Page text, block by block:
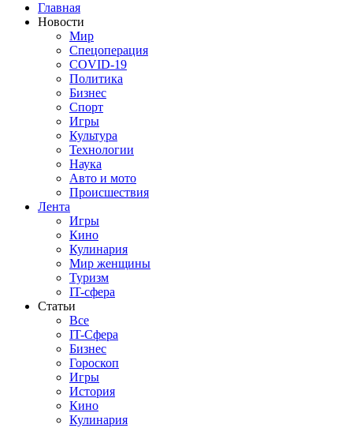
Главная
Новости
Мир
Спецоперация
COVID-19
Политика
Бизнес
Спорт
Игры
Культура
Технологии
Наука
Авто и мото
Происшествия
Лента
Игры
Кино
Кулинария
Мир женщины
Туризм
IT-сфера
Статьи
Все
IT-Сфера
Бизнес
Гороскоп
Игры
История
Кино
Кулинария